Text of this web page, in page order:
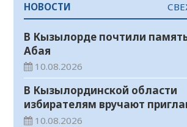
НОВОСТИ
В Кызылорде почтили
Абая
10.08.2026
В Кызылординской области
избирателям вручают
выборы в Курултай
10.08.2026